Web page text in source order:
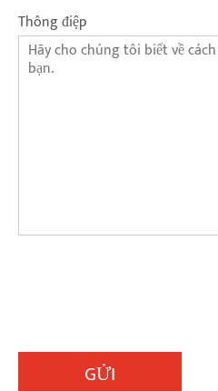
Thông điệp
GỬI